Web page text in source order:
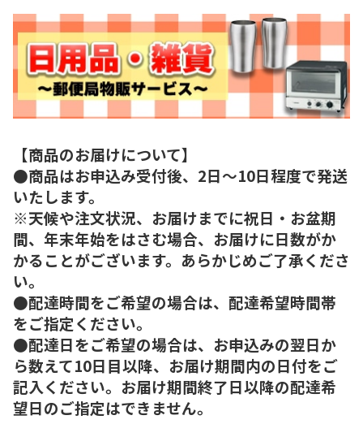
【商品のお届けについて】
●商品はお申込み受付後、2日～10日程度で発送
いたします。
※天候や注文状況、お届けまでに祝日・お盆期
間、年末年始をはさむ場合、お届けに日数がか
かることがございます。あらかじめご了承くださ
い。
●配達時間をご希望の場合は、配達希望時間帯
をご指定ください。
●配達日をご希望の場合は、お申込みの翌日か
ら数えて10日目以降、お届け期間内の日付をご
記入ください。お届け期間終了日以降の配達希
望日のご指定はできません。